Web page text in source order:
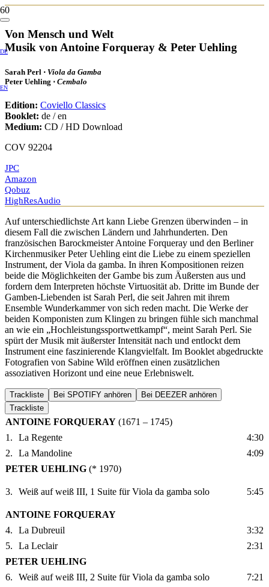
DE
EN
Von Mensch und Welt
Musik von Antoine Forqueray & Peter Uehling
Sarah Perl ⋅ Viola da Gamba
Peter Uehling ⋅ Cembalo
Edition: Coviello Classics
Booklet: de / en
Medium: CD / HD Download
COV 92204
JPC
Amazon
Qobuz
HighResAudio
Auf unterschiedlichste Art kann Liebe Grenzen überwinden – in
diesem Fall die zwischen Ländern und Jahrhunderten. Den
französischen Barockmeister Antoine Forqueray und den Berliner
Kirchenmusiker Peter Uehling eint die Liebe zu einem speziellen
Instrument, der Viola da gamba. In ihren Kompositionen reizen
beide die Möglichkeiten der Gambe bis zum Äußersten aus und
fordern dem Interpreten höchste Virtuosität ab. Dritte im Bunde der
Gamben-Liebenden ist Sarah Perl, die seit Jahren mit ihrem
Ensemble Wunderkammer von sich reden macht. Die Werke der
beiden Komponisten zum Klingen zu bringen fühle sich manchmal
an wie ein „Hochleistungssportwettkampf“, meint Sarah Perl. Sie
spürt der Musik mit äußerster Intensität nach und entlockt dem
Instrument eine faszinierende Klangvielfalt. Im Booklet abgedruckte
Fotografien von Sabine Wild eröffnen einen zusätzlichen
assoziativen Horizont und eine neue Erlebniswelt.
Trackliste Bei SPOTIFY anhören
Bei DEEZER anhören
Trackliste
ANTOINE FORQUERAY (1671 – 1745)
1.
La Regente
4:30
2.
La Mandoline
4:09
PETER UEHLING (* 1970)
3. Weiß auf weiß III, 1 Suite für Viola da gamba solo 5:45
ANTOINE FORQUERAY
4.
La Dubreuil
3:32
5.
La Leclair
2:31
PETER UEHLING
6.
Weiß auf weiß III, 2 Suite für Viola da gamba solo
7:21